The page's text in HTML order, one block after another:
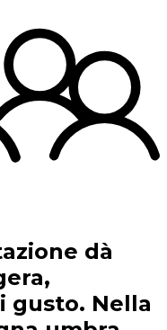
dà
gusto. Nella